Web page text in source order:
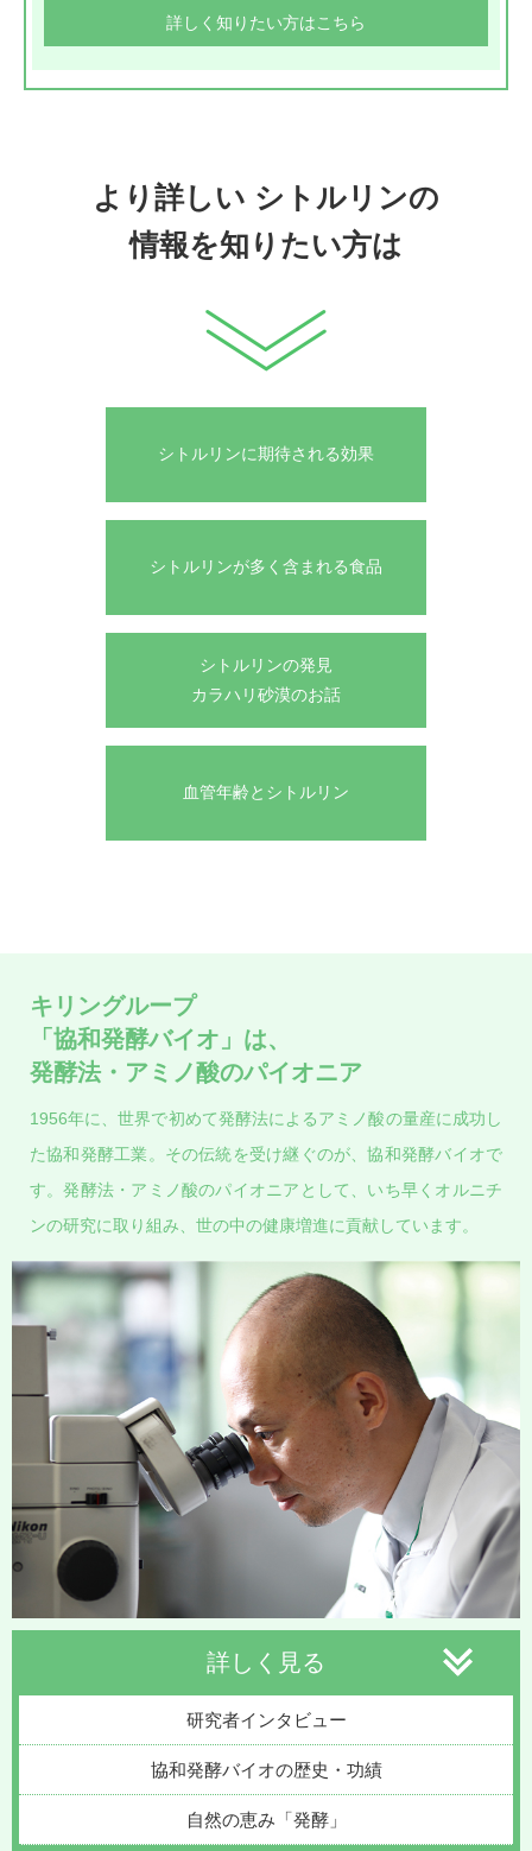
詳しく知りたい方はこちら
より詳しい シトルリンの
情報を知りたい方は
シトルリンに期待される効果
シトルリンが多く含まれる食品
シトルリンの発見
カラハリ砂漠のお話
血管年齢とシトルリン
キリングループ
「協和発酵バイオ」は、
発酵法・アミノ酸のパイオニア
1956年に、世界で初めて発酵法によるアミノ酸の量産に成功し
た協和発酵工業。その伝統を受け継ぐのが、協和発酵バイオで
す。発酵法・アミノ酸のパイオニアとして、いち早くオルニチ
ンの研究に取り組み、世の中の健康増進に貢献しています。
詳しく見る
研究者インタビュー
協和発酵バイオの歴史・功績
自然の恵み「発酵」